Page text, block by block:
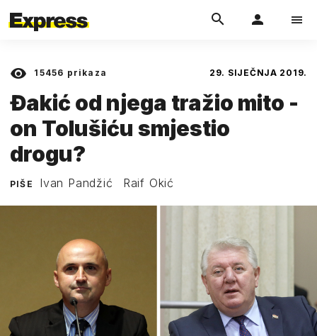
15456 prikaza 29. SIJEČNJA 2019.
Đakić od njega tražio mito -
on Tolušiću smjestio
drogu?
PIŠE Ivan Pandžić Raif Okić